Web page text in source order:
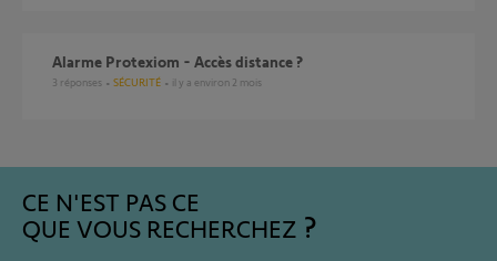
Alarme Protexiom - Accès distance ?
3 réponses SÉCURITÉ il y a environ 2 mois
CE N'EST PAS CE
QUE VOUS RECHERCHEZ